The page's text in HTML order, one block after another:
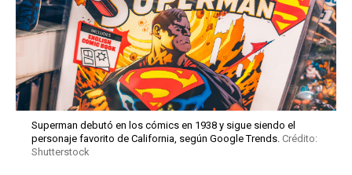
Superman debutó en los cómics en 1938 y sigue siendo el
personaje favorito de California, según Google Trends. Crédito:
Shutterstock